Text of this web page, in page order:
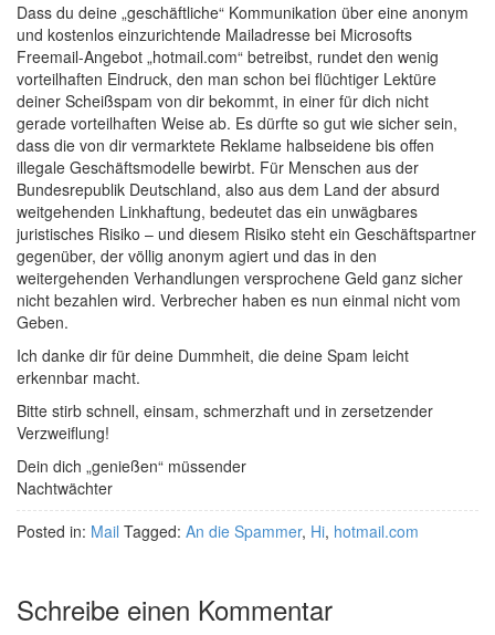
Dass du deine „geschäftliche“ Kommunikation über eine anonym
und kostenlos einzurichtende Mailadresse bei Microsofts
Freemail-Angebot „hotmail.com“ betreibst, rundet den wenig
vorteilhaften Eindruck, den man schon bei flüchtiger Lektüre
deiner Scheißspam von dir bekommt, in einer für dich nicht
gerade vorteilhaften Weise ab. Es dürfte so gut wie sicher sein,
dass die von dir vermarktete Reklame halbseidene bis offen
illegale Geschäftsmodelle bewirbt. Für Menschen aus der
Bundesrepublik Deutschland, also aus dem Land der absurd
weitgehenden Linkhaftung, bedeutet das ein unwägbares
juristisches Risiko – und diesem Risiko steht ein Geschäftspartner
gegenüber, der völlig anonym agiert und das in den
weitergehenden Verhandlungen versprochene Geld ganz sicher
nicht bezahlen wird. Verbrecher haben es nun einmal nicht vom
Geben.
Ich danke dir für deine Dummheit, die deine Spam leicht
erkennbar macht.
Bitte stirb schnell, einsam, schmerzhaft und in zersetzender
Verzweiflung!
Dein dich „genießen“ müssender
Nachtwächter
Posted in: Mail Tagged: An die Spammer, Hi, hotmail.com
Schreibe einen Kommentar